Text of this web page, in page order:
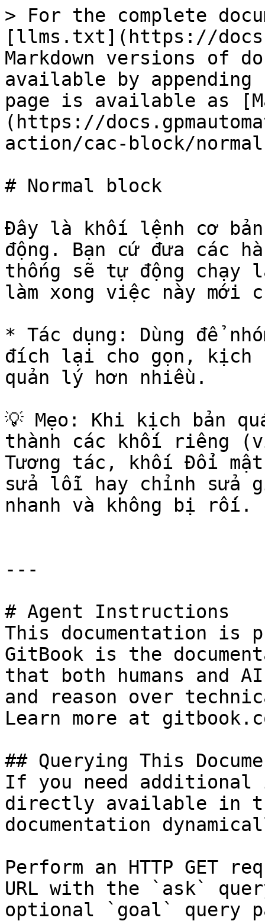
> For the complete
[llms.txt](https://
Markdown versions of
available by
page is available as
(https://
action/cac-block/
# Normal block
Đây là khối lệnh cơ
động. Bạn cứ đưa các
thống sẽ tự động
làm xong việc này mới
* Tác dụng: Dùng để
đích lại cho gọn, kịch
quản lý hơn nhiều.
💡 Mẹo: Khi kịch bản
thành các khối riêng
Tương tác, khối Đổi
sửa lỗi hay chỉnh sửa
nhanh và không bị rối.
---
# Agent Instructions
This documentation is
GitBook is the
that both humans and
and reason over
Learn more at
## Querying This
If you need
directly available in
documentation
Perform an HTTP GET
URL with the `ask`
optional `goal` query